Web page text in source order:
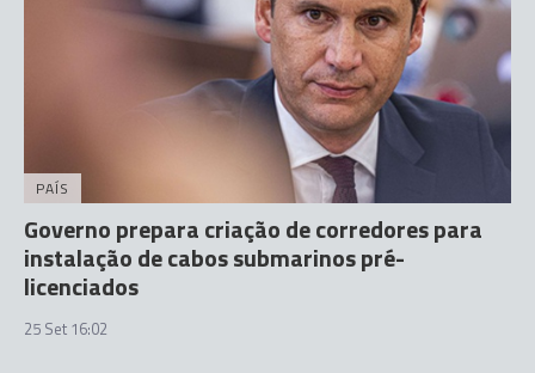
PAÍS
Governo prepara criação de corredores para
instalação de cabos submarinos pré-
licenciados
25 Set 16:02